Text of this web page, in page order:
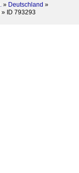
» Deutschland »
» ID 793293